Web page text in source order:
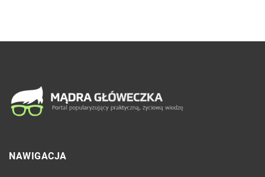
NAWIGACJA